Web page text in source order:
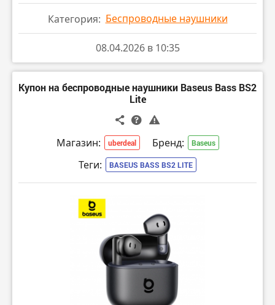
Категория: Беспроводные наушники
08.04.2026 в 10:35
Купон на беспроводные наушники Baseus Bass BS2
Lite
Магазин: uberdeal Бренд: Baseus
Теги: BASEUS BASS BS2 LITE